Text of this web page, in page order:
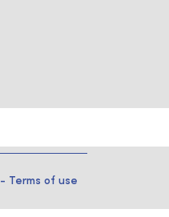
- Terms of use